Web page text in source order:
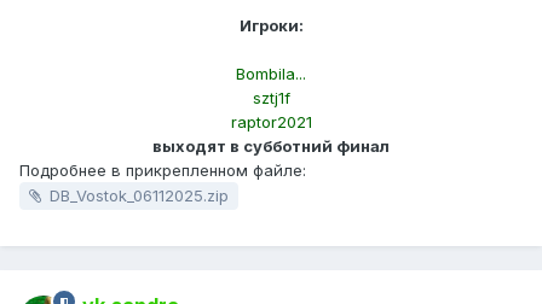
Игроки:
Bombila...
sztj1f
raptor2021
выходят в субботний финал
Подробнее в прикрепленном файле:
DB_Vostok_06112025.zip